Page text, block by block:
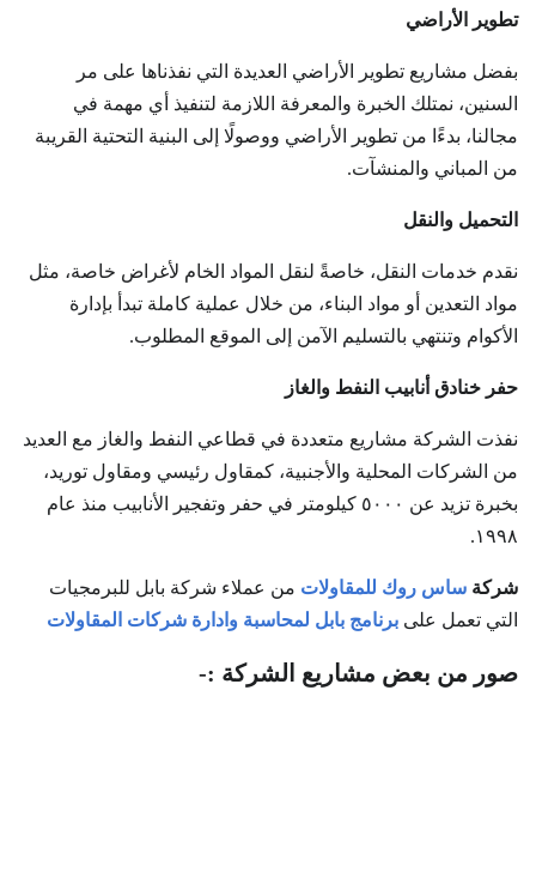
تطوير الأراضي
بفضل مشاريع تطوير الأراضي العديدة التي نفذناها على مر
السنين، نمتلك الخبرة والمعرفة اللازمة لتنفيذ أي مهمة في
مجالنا، بدءًا من تطوير الأراضي ووصولًا إلى البنية التحتية القريبة
من المباني والمنشآت.
التحميل والنقل
نقدم خدمات النقل، خاصةً لنقل المواد الخام لأغراض خاصة، مثل
مواد التعدين أو مواد البناء، من خلال عملية كاملة تبدأ بإدارة
الأكوام وتنتهي بالتسليم الآمن إلى الموقع المطلوب.
حفر خنادق أنابيب النفط والغاز
نفذت الشركة مشاريع متعددة في قطاعي النفط والغاز مع العديد
من الشركات المحلية والأجنبية، كمقاول رئيسي ومقاول توريد،
بخبرة تزيد عن ٥٠٠٠ كيلومتر في حفر وتفجير الأنابيب منذ عام
١٩٩٨.
شركة ساس روك للمقاولات من عملاء شركة بابل للبرمجيات
التي تعمل على برنامج بابل لمحاسبة وادارة شركات المقاولات
صور من بعض مشاريع الشركة :-